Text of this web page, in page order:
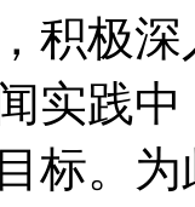
积极
实践
标。